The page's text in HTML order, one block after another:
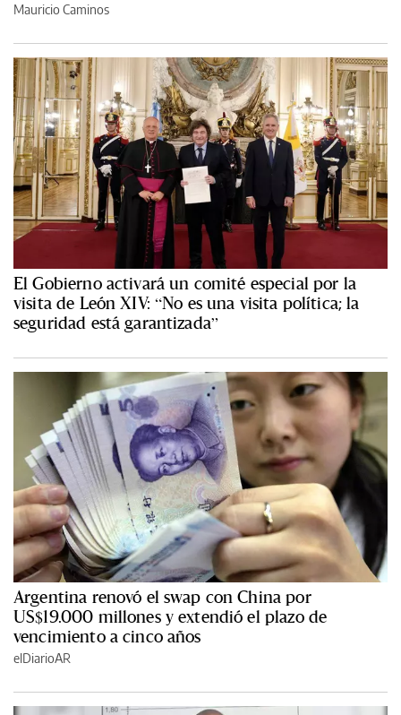
Mauricio Caminos
El Gobierno activará un comité especial por la
visita de León XIV: “No es una visita política; la
seguridad está garantizada”
Argentina renovó el swap con China por
US$19.000 millones y extendió el plazo de
vencimiento a cinco años
elDiarioAR